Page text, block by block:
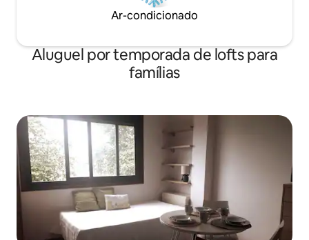
Ar-condicionado
Aluguel por temporada de lofts para
famílias